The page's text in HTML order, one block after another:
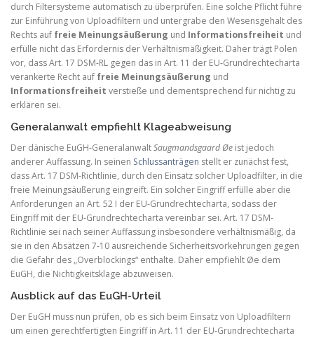
durch Filtersysteme automatisch zu überprüfen. Eine solche Pflicht führe
zur Einführung von Uploadfiltern und untergrabe den Wesensgehalt des
Rechts auf freie Meinungsäußerung und Informationsfreiheit und
erfülle nicht das Erfordernis der Verhältnismäßigkeit. Daher trägt Polen
vor, dass Art. 17 DSM-RL gegen das in Art. 11 der EU-Grundrechtecharta
verankerte Recht auf freie Meinungsäußerung und
Informationsfreiheit verstieße und dementsprechend für nichtig zu
erklären sei.
Generalanwalt empfiehlt Klageabweisung
Der dänische EuGH-GeneralanwaltSaugmandsgaard Øe ist jedoch
anderer Auffassung. In seinen Schlussanträgen stellt er zunächst fest,
dass Art. 17 DSM-Richtlinie, durch den Einsatz solcher Uploadfilter, in die
freie Meinungsäußerung eingreift. Ein solcher Eingriff erfülle aber die
Anforderungen an Art. 52 I der EU-Grundrechtecharta, sodass der
Eingriff mit der EU-Grundrechtecharta vereinbar sei. Art. 17 DSM-
Richtlinie sei nach seiner Auffassung insbesondere verhältnismäßig, da
sie in den Absätzen 7-10 ausreichende Sicherheitsvorkehrungen gegen
die Gefahr des „Overblockings“ enthalte. Daher empfiehlt Øe dem
EuGH, die Nichtigkeitsklage abzuweisen.
Ausblick auf das EuGH-Urteil
Der EuGH muss nun prüfen, ob es sich beim Einsatz von Uploadfiltern
um einen gerechtfertigten Eingriff in Art. 11 der EU-Grundrechtecharta